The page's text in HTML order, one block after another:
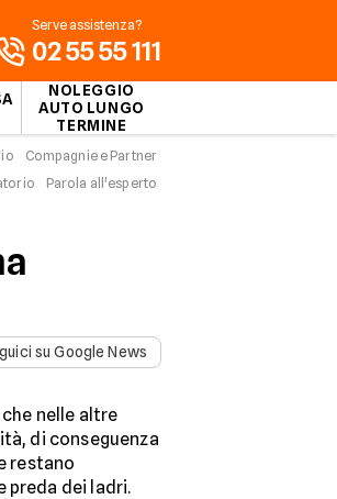
NOLEGGIO
AUTO LUNGO
TERMINE
Serve assistenza?
02 55 55 111
Compagnie e Partner
Parola all'esperto
su Google News
nelle altre
di conseguenza
restano
preda dei ladri.